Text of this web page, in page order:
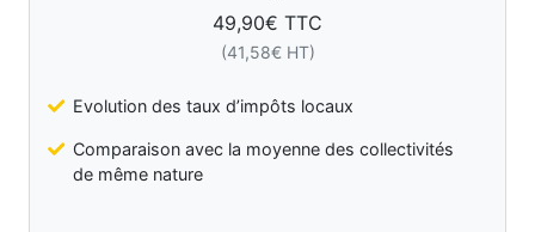
49,90€ TTC
(41,58€ HT)
Evolution des taux d’impôts locaux
Comparaison avec la moyenne des collectivités
de même nature